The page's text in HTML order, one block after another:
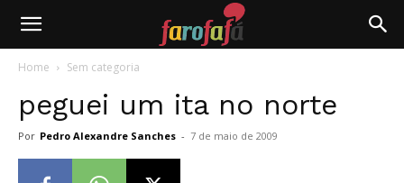
Farofafá
Home Sem categoria
peguei um ita no norte
Por Pedro Alexandre Sanches - 7 de maio de 2009